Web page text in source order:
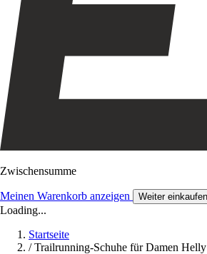
Zwischensumme
Meinen Warenkorb anzeigen Weiter einkaufen
Loading...
Startseite
/ Trailrunning-Schuhe für Damen